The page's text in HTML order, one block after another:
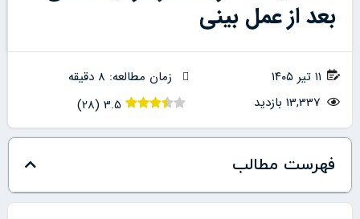
بعد از عمل بینی
۱۱ تیر ۱۴۰۵
زمان مطالعه: 8 دقیقه
13,337 بازدید
3.5
(
28
)
فهرست مطالب